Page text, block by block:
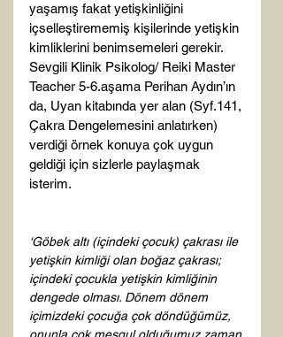
yaşamış fakat yetişkinliğini
içselleştirememiş kişilerinde yetişkin
kimliklerini benimsemeleri gerekir.
Sevgili Klinik Psikolog/ Reiki Master
Teacher 5-6.aşama Perihan Aydın’ın
da, Uyan kitabında yer alan (Syf.141,
Çakra Dengelemesini anlatırken)
verdiği örnek konuya çok uygun
geldiği için sizlerle paylaşmak
isterim.
‘Göbek altı (içindeki çocuk) çakrası ile
yetişkin kimliği olan boğaz çakrası;
içindeki çocukla yetişkin kimliğinin
dengede olması. Dönem dönem
içimizdeki çocuğa çok döndüğümüz,